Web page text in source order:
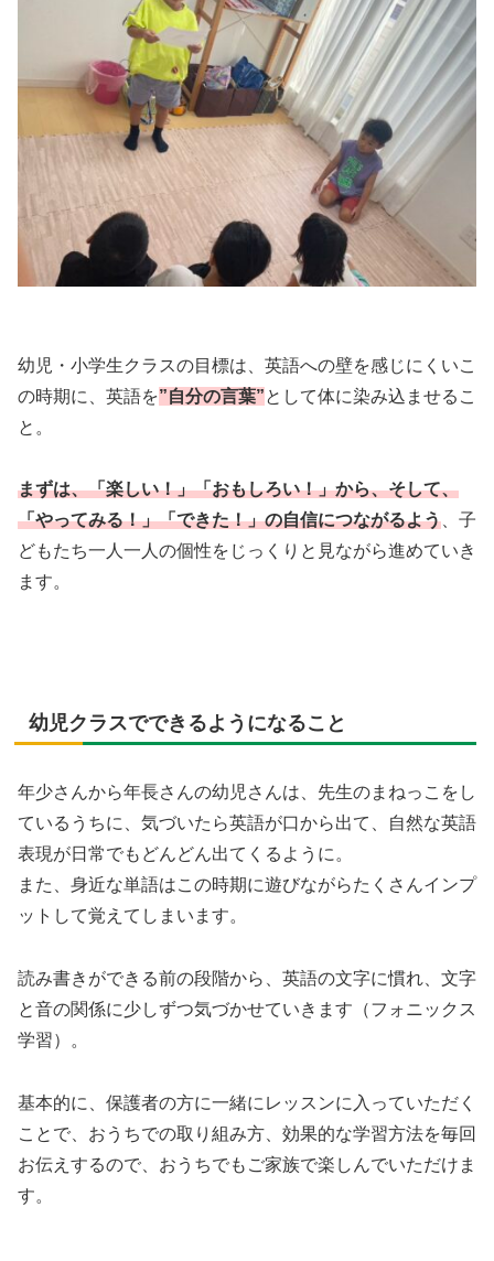
幼児・小学生クラスの目標は、英語への壁を感じにくいこ
の時期に、英語を”自分の言葉”として体に染み込ませるこ
と。
まずは、「楽しい！」「おもしろい！」から、そして、
「やってみる！」「できた！」の自信につながるよう、子
どもたち一人一人の個性をじっくりと見ながら進めていき
ます。
幼児クラスでできるようになること
年少さんから年長さんの幼児さんは、先生のまねっこをし
ているうちに、気づいたら英語が口から出て、自然な英語
表現が日常でもどんどん出てくるように。
また、身近な単語はこの時期に遊びながらたくさんインプ
ットして覚えてしまいます。
読み書きができる前の段階から、英語の文字に慣れ、文字
と音の関係に少しずつ気づかせていきます（フォニックス
学習）。
基本的に、保護者の方に一緒にレッスンに入っていただく
ことで、おうちでの取り組み方、効果的な学習方法を毎回
お伝えするので、おうちでもご家族で楽しんでいただけま
す。